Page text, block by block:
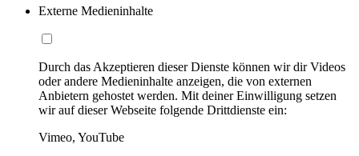
Externe Medieninhalte
Durch das Akzeptieren dieser Dienste können wir dir Videos
oder andere Medieninhalte anzeigen, die von externen
Anbietern gehostet werden. Mit deiner Einwilligung setzen
wir auf dieser Webseite folgende Drittdienste ein:
Vimeo, YouTube